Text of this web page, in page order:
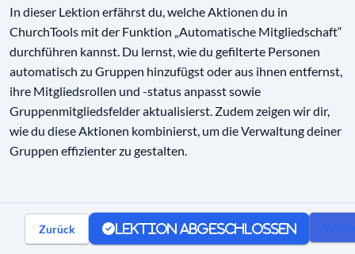
Welche Aktionen kann ich ausführen
lassen?
Beispiel: Alle Kleingruppenleiter
zusammenfassen
06:01
In dieser Lektion erfährst du, welche Aktionen du in
ChurchTools mit der Funktion „Automatische Mitgliedschaft“
durchführen kannst. Du lernst, wie du gefilterte Personen
automatisch zu Gruppen hinzufügst oder aus ihnen entfernst,
ihre Mitgliedsrollen und -status anpasst sowie
Gruppenmitgliedsfelder aktualisierst. Zudem zeigen wir dir,
wie du diese Aktionen kombinierst, um die Verwaltung deiner
Gruppen effizienter zu gestalten.
Zurück Lektion abgeschlossen